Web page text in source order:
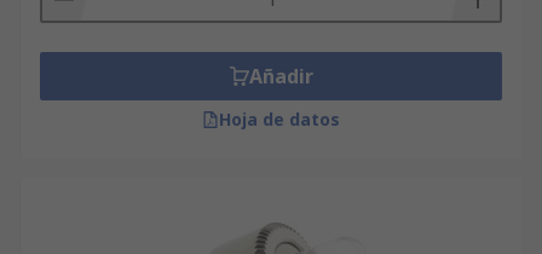
Añadir
Hoja de datos